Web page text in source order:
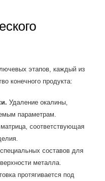
этапов, каждый из
конечного продукта:
Удаление окалины,
параметрам.
соответствующая
составов для
металла.
протягивается под